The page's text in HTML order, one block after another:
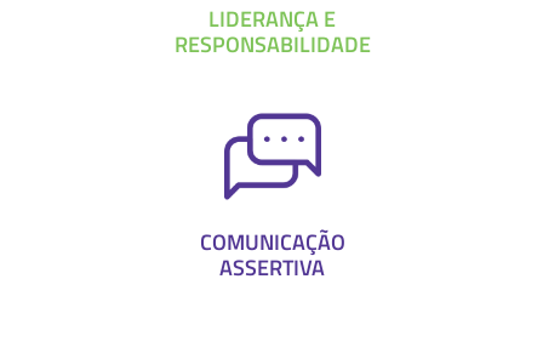
LIDERANÇA E
RESPONSABILIDADE
COMUNICAÇÃO
ASSERTIVA